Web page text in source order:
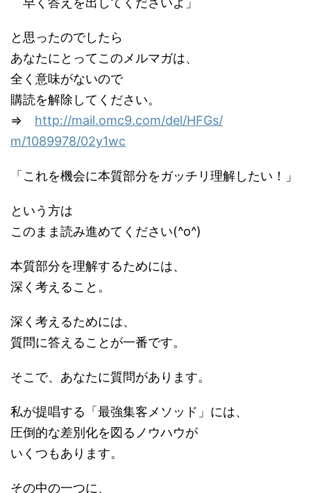
と思ったのでしたら
あなたにとってこのメルマガは、
全く意味がないので
購読を解除してください。
⇒ http://mail.omc9.com/del/HFGs/
m/1089978/02y1wc
「これを機会に本質部分をガッチリ理解したい！」
という方は
このまま読み進めてください(^o^)
本質部分を理解するためには、
深く考えること。
深く考えるためには、
質問に答えることが一番です。
そこで、あなたに質問があります。
私が提唱する「最強集客メソッド」には、
圧倒的な差別化を図るノウハウが
いくつもあります。
その中の一つに、